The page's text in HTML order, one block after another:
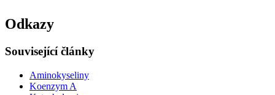
Odkazy
Související články
Aminokyseliny
Koenzym A